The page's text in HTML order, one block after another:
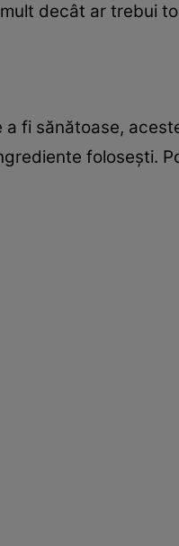
decât ar trebui
fi sănătoase,
folosești.